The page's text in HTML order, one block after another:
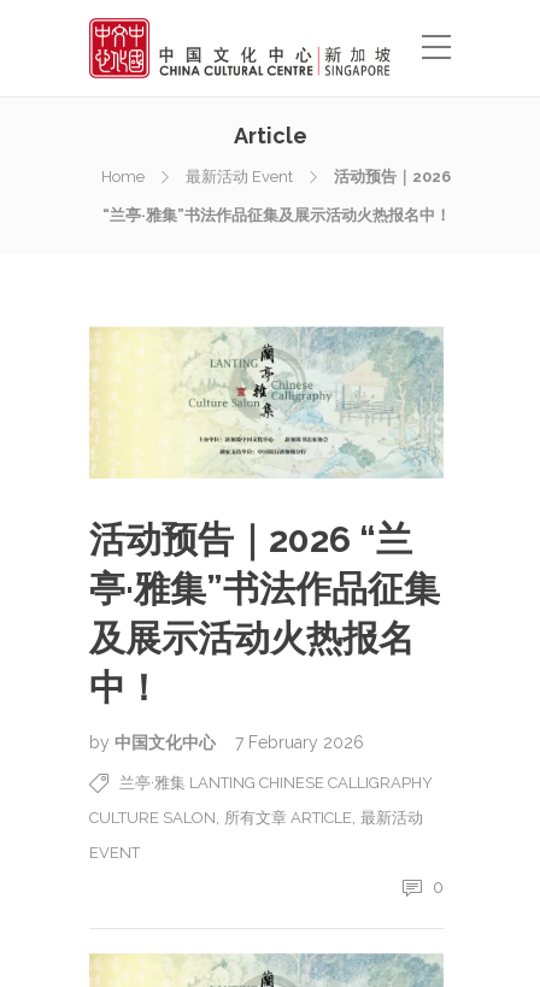
Article
Home 最新活动 Event 活动预告｜2026
“兰亭·雅集”书法作品征集及展示活动火热报名中！
活动预告｜2026 “兰
亭·雅集”书法作品征集
及展示活动火热报名
中！
by 中国文化中心 7 February 2026
兰亭·雅集 LANTING CHINESE CALLIGRAPHY
CULTURE SALON 所有文章 ARTICLE 最新活动
EVENT
0